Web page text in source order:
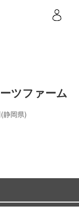
ツファーム
静岡県)